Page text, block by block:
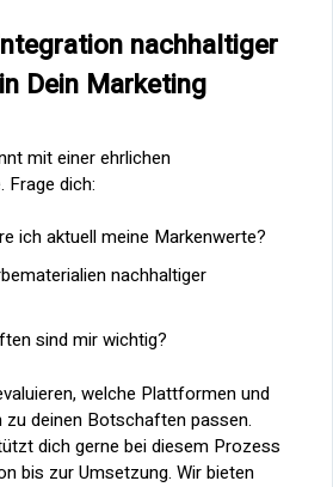
nachhaltiger
Dein Marketing
mit einer ehrlichen
Frage dich:
ich aktuell meine Markenwerte?
nachhaltiger
sind mir wichtig?
welche Plattformen und
deinen Botschaften passen.
dich gerne bei diesem Prozess
bis zur Umsetzung. Wir bieten